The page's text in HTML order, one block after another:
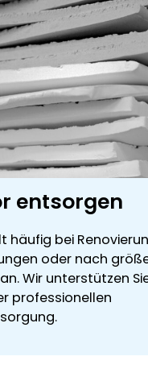
entsorgen
häufig bei
oder nach
Wir unterstützen
professionellen